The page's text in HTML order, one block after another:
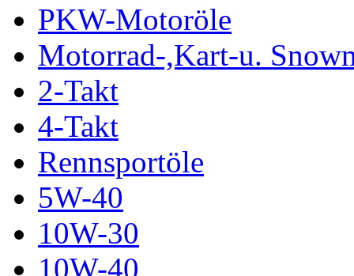
PKW-Motoröle
Motorrad-,Kart-u.
2-Takt
4-Takt
Rennsportöle
5W-40
10W-30
10W-40